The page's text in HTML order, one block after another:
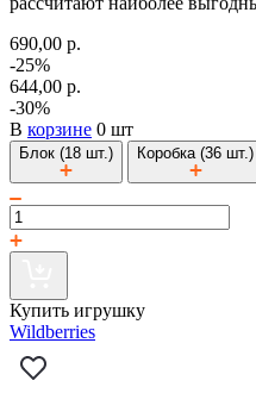
690,00 р.
-25%
644,00 р.
-30%
В корзине 0 шт
Блок (18 шт.) Коробка (36 шт.)
Купить игрушку
Wildberries